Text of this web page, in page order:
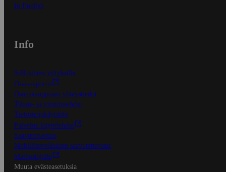
In English
Info
S-Business yrityksille
Oiva-raportit
Osuuskauppojen yhteystiedot
Tilaus- ja toimitusehdot
Tietosuojakäytäntö
Palvelun käyttöehdot
Saavutettavuus
Mobiilisovelluksen saavutettavuus
Mainostajalle
Muuta evästeasetuksia